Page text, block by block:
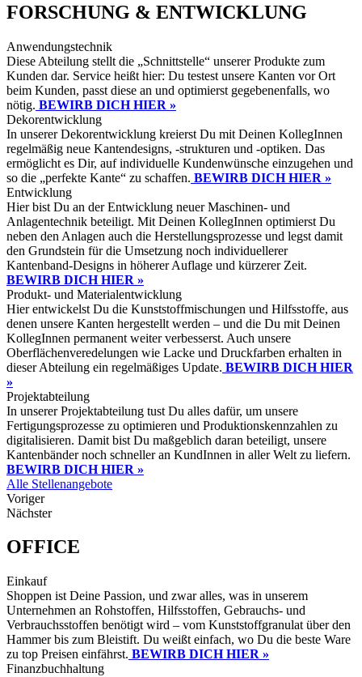
FORSCHUNG & ENTWICKLUNG
Anwendungstechnik
Diese Abteilung stellt die „Schnittstelle“ unserer Produkte zum
Kunden dar. Service heißt hier: Du testest unsere Kanten vor Ort
beim Kunden, passt diese an und optimierst gegebenenfalls, wo
nötig. BEWIRB DICH HIER »
Dekorentwicklung
In unserer Dekorentwicklung kreierst Du mit Deinen KollegInnen
regelmäßig neue Kantendesigns, -strukturen und -optiken. Das
ermöglicht es Dir, auf individuelle Kundenwünsche einzugehen und
so die „perfekte Kante“ zu schaffen. BEWIRB DICH HIER »
Entwicklung
Hier bist Du an der Entwicklung neuer Maschinen- und
Anlagentechnik beteiligt. Mit Deinen KollegInnen optimierst Du
neben den Anlagen auch die Herstellungsprozesse und legst damit
den Grundstein für die Umsetzung noch individuellerer
Kantenband-Designs in höherer Auflage und kürzerer Zeit.
BEWIRB DICH HIER »
Produkt- und Materialentwicklung
Hier entwickelst Du die Kunststoffmischungen und Hilfsstoffe, aus
denen unsere Kanten hergestellt werden – und die Du mit Deinen
KollegInnen permanent weiter verbesserst. Auch unsere
Oberflächenveredelungen wie Lacke und Druckfarben erhalten in
dieser Abteilung ein regelmäßiges Update. BEWIRB DICH HIER
»
Projektabteilung
In unserer Projektabteilung tust Du alles dafür, um unsere
Fertigungsprozesse zu optimieren und Produktionskennzahlen zu
digitalisieren. Damit bist Du maßgeblich daran beteiligt, unsere
Kantenbänder noch schneller an KundInnen in aller Welt zu liefern.
BEWIRB DICH HIER »
Alle Stellenangebote
Voriger
Nächster
OFFICE
Einkauf
Shoppen ist Deine Passion, und zwar alles, was in unserem
Unternehmen an Rohstoffen, Hilfsstoffen, Gebrauchs- und
Verbrauchsstoffen benötigt wird – vom Kunststoffgranulat über den
Hammer bis zum Bleistift. Du weißt einfach, wo Du die beste Ware
zu top Preisen einfährst. BEWIRB DICH HIER »
Finanzbuchhaltung